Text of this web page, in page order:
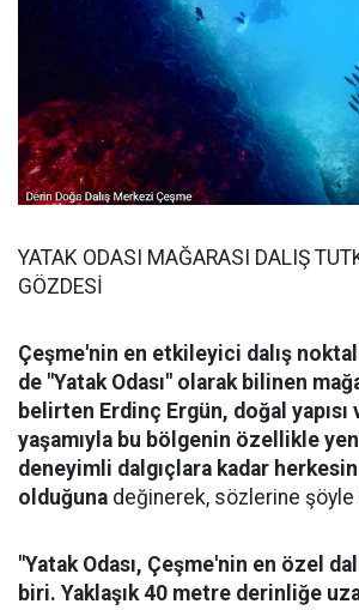
YATAK ODASI MAĞARASI DALIŞ
GÖZDESİ
Çeşme'nin en etkileyici dalış
de "Yatak Odası" olarak bilinen
belirten Erdinç Ergün, doğal yapısı
yaşamıyla bu bölgenin özellikle
deneyimli dalgıçlara kadar
olduğuna değinerek, sözlerine
"Yatak Odası, Çeşme'nin en özel
biri. Yaklaşık 40 metre derinliğe